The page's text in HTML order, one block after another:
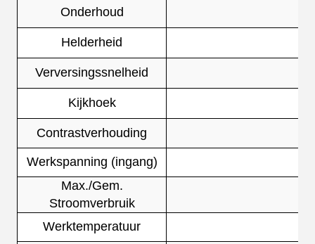
Onderhoud
Helderheid
Verversingssnelheid
Kijkhoek
Contrastverhouding
Werkspanning (ingang)
Max./Gem.
Stroomverbruik
Werktemperatuur